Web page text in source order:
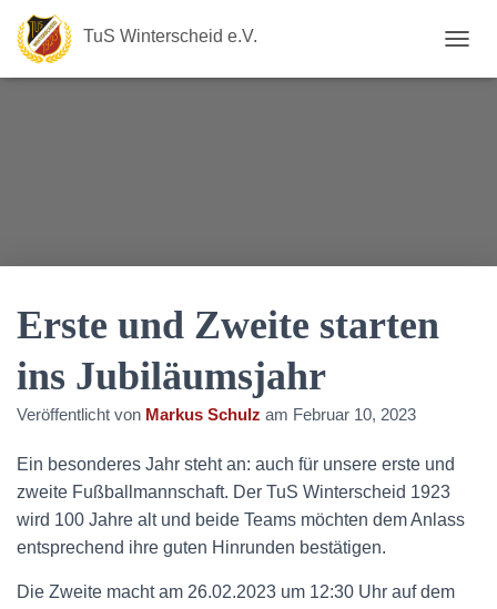
TuS Winterscheid e.V.
A
U
Erste und Zweite starten
ins Jubiläumsjahr
Veröffentlicht von Markus Schulz am Februar 10, 2023
Ein besonderes Jahr steht an: auch für unsere erste und
zweite Fußballmannschaft. Der TuS Winterscheid 1923
wird 100 Jahre alt und beide Teams möchten dem Anlass
entsprechend ihre guten Hinrunden bestätigen.
Die Zweite macht am 26.02.2023 um 12:30 Uhr auf dem